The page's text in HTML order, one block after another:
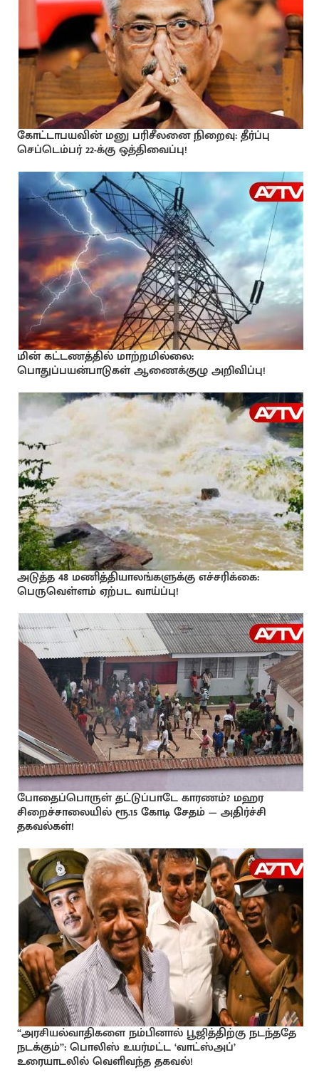
கோட்டாபயவின் மனு பரிசீலனை நிறைவு: தீர்ப்பு
செப்டெம்பர் 22-க்கு ஒத்திவைப்பு!
மின் கட்டணத்தில் மாற்றமில்லை:
பொதுப்பயன்பாடுகள் ஆணைக்குழு அறிவிப்பு!
அடுத்த 48 மணித்தியாலங்களுக்கு எச்சரிக்கை:
பெருவெள்ளம் ஏற்பட வாய்ப்பு!
போதைப்பொருள் தட்டுப்பாடே காரணம்? மஹர
சிறைச்சாலையில் ரூ.15 கோடி சேதம் — அதிர்ச்சி
தகவல்கள்!
“அரசியல்வாதிகளை நம்பினால் பூஜித்திற்கு நடந்ததே
நடக்கும்”: பொலிஸ் உயர்மட்ட ‘வாட்ஸ்அப்’
உரையாடலில் வெளிவந்த தகவல்!